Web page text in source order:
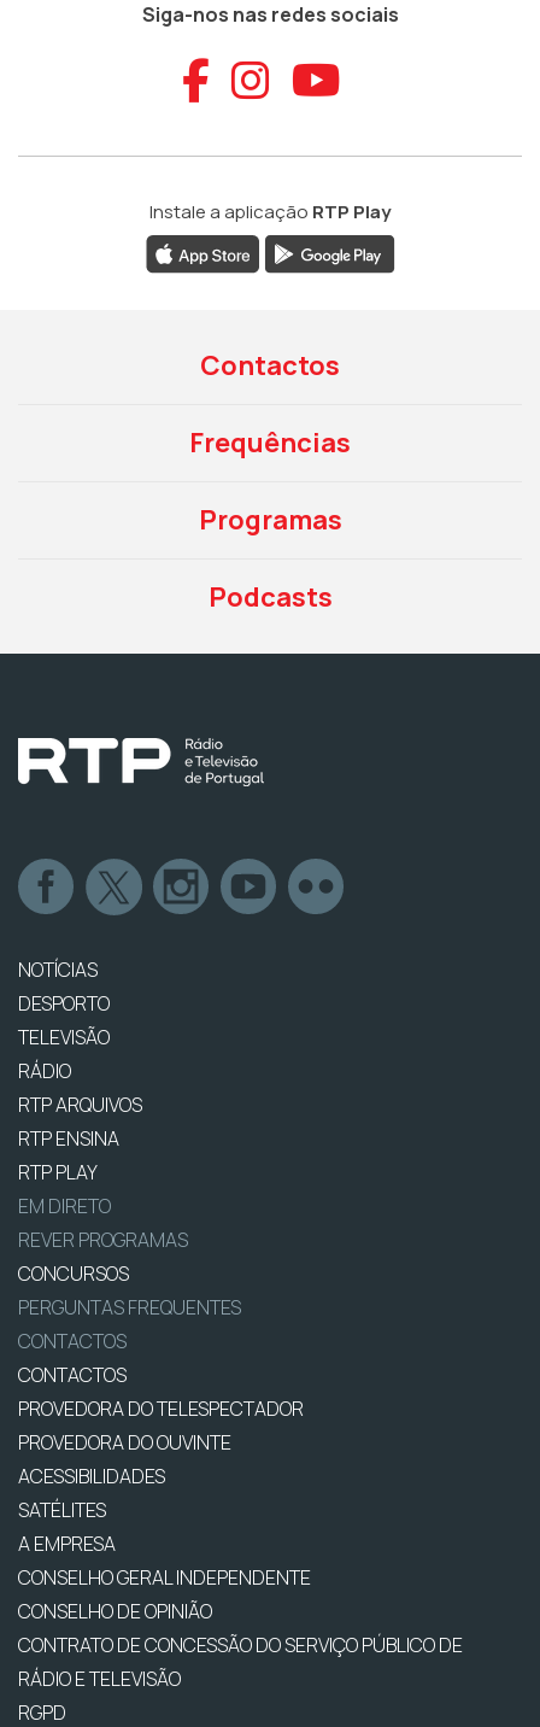
Siga-nos nas redes sociais
Aceder ao
Aceder ao
Aceder
Instale a aplicação RTP Play
Contactos
Frequências
Programas
Podcasts
NOTÍCIAS
DESPORTO
TELEVISÃO
RÁDIO
RTP ARQUIVOS
RTP ENSINA
RTP PLAY
EM DIRETO
REVER PROGRAMAS
CONCURSOS
PERGUNTAS FREQUENTES
CONTACTOS
CONTACTOS
PROVEDORA DO TELESPECTADOR
PROVEDORA DO OUVINTE
ACESSIBILIDADES
SATÉLITES
A EMPRESA
CONSELHO GERAL INDEPENDENTE
CONSELHO DE OPINIÃO
CONTRATO DE CONCESSÃO DO SERVIÇO PÚBLICO DE
RÁDIO E TELEVISÃO
RGPD